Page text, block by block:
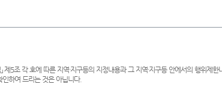
제5조 각 호에 따른 지역·지구등의 지정내용과 그 지역·지구등 안에서의 행위
인하여 드리는 것은 아닙니다.